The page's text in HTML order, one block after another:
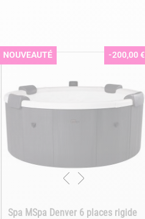
NOUVEAUTÉ -200,00 €
Spa MSpa Denver 6 places rigide